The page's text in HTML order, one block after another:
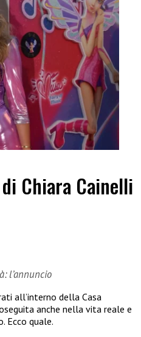
Chiara Cainelli
l’annuncio
all’interno della Casa
anche nella vita reale e
Ecco quale.